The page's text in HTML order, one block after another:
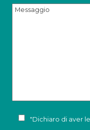
"Dichiaro di aver